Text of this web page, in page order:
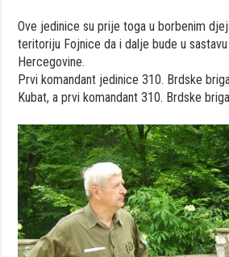
Ove jedinice su prije toga u borbenim
teritoriju Fojnice da i dalje bude u
Hercegovine.
Prvi komandant jedinice 310. Brdske
Kubat, a prvi komandant 310. Brdske